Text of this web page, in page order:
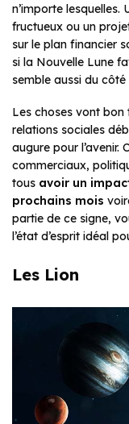
n’importe lesquelles.
fructueux ou un
sur le plan financier
si la Nouvelle Lune
semble aussi du côté
Les choses vont bon
relations sociales
augure pour l’avenir.
commerciaux,
tous avoir un
prochains mois
partie de ce signe,
l’état d’esprit idéal
Les Lion